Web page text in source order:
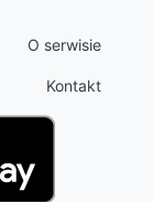
O serwisie
Kontakt